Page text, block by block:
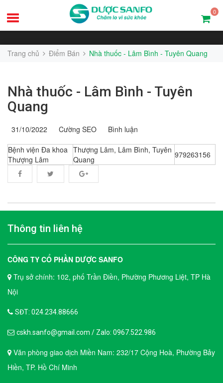
0
Trang chủ Điểm Bán Nhà thuốc - Lâm Bình - Tuyên Quang
Nhà thuốc - Lâm Bình - Tuyên
Quang
31/10/2022 Cường SEO Bình luận
Bệnh viện Đa khoa
Thượng Lâm
Thượng Lâm, Lâm Bình, Tuyên
Quang
979263156
Thông tin liên hệ
CÔNG TY CỔ PHẦN DƯỢC SANFO
Trụ sở chính: 102, phố Trần Điền, Phường Phương Liệt, TP Hà
Nội
SĐT: 024.234.88666
cskh.sanfo@gmail.com / Zalo: 0967.522.986
Văn phòng giao dịch Miền Nam: 232/17 Cộng Hoà, Phường Bảy
Hiền, TP. Hồ Chí Minh